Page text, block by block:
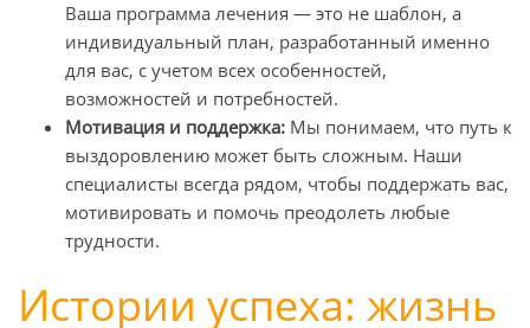
Ваша программа лечения — это не шаблон, а
индивидуальный план, разработанный именно
для вас, с учетом всех особенностей,
возможностей и потребностей.
Мотивация и поддержка: Мы понимаем, что путь к
выздоровлению может быть сложным. Наши
специалисты всегда рядом, чтобы поддержать вас,
мотивировать и помочь преодолеть любые
трудности.
Истории успеха: жизнь